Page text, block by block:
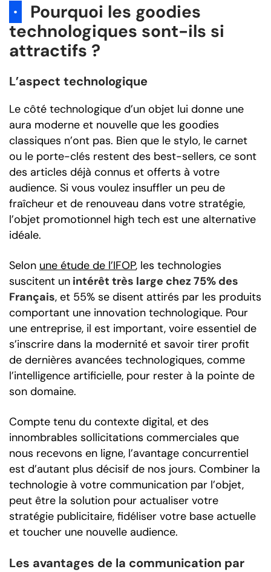
·
Pourquoi les goodies
technologiques sont-ils si
attractifs ?
L’aspect technologique
Le côté technologique d’un objet lui donne une
aura moderne et nouvelle que les goodies
classiques n’ont pas. Bien que le stylo, le carnet
ou le porte-clés restent des best-sellers, ce sont
des articles déjà connus et offerts à votre
audience. Si vous voulez insuffler un peu de
fraîcheur et de renouveau dans votre stratégie,
l’objet promotionnel high tech est une alternative
idéale.
Selon une étude de l’IFOP, les technologies
suscitent un intérêt très large chez 75% des
Français, et 55% se disent attirés par les produits
comportant une innovation technologique. Pour
une entreprise, il est important, voire essentiel de
s’inscrire dans la modernité et savoir tirer profit
de dernières avancées technologiques, comme
l’intelligence artificielle, pour rester à la pointe de
son domaine.
Compte tenu du contexte digital, et des
innombrables sollicitations commerciales que
nous recevons en ligne, l’avantage concurrentiel
est d’autant plus décisif de nos jours. Combiner la
technologie à votre communication par l’objet,
peut être la solution pour actualiser votre
stratégie publicitaire, fidéliser votre base actuelle
et toucher une nouvelle audience.
Les avantages de la communication par